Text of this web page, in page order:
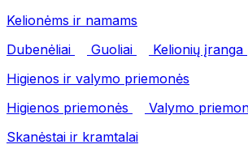
Kelionėms ir namams
Dubenėliai
Guoliai
Kelionių įranga
Higienos ir valymo priemonės
Higienos priemonės
Valymo
Skanėstai ir kramtalai